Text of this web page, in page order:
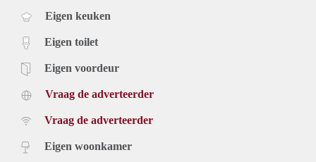
Eigen keuken
Eigen toilet
Eigen voordeur
Vraag de adverteerder
Vraag de adverteerder
Eigen woonkamer